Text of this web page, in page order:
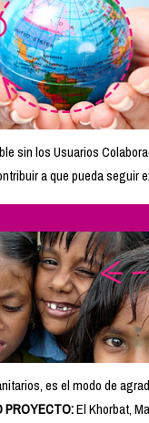
sin los Usuarios
a que pueda seguir
es el modo de
PROYECTO:El Khorbat,